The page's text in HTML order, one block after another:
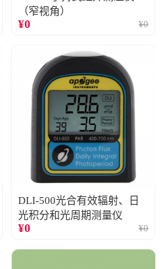
（窄视角）
¥0 ¥0
DLI-500光合有效辐射、日
光积分和光周期测量仪
¥0 ¥0